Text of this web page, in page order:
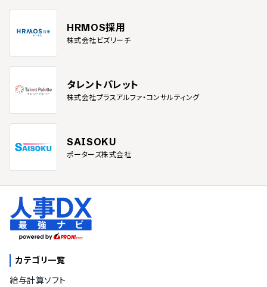
HRMOS採用
株式会社ビズリーチ
タレントパレット
株式会社プラスアルファ・コンサルティング
SAISOKU
ポーターズ株式会社
カテゴリ一覧
給与計算ソフト